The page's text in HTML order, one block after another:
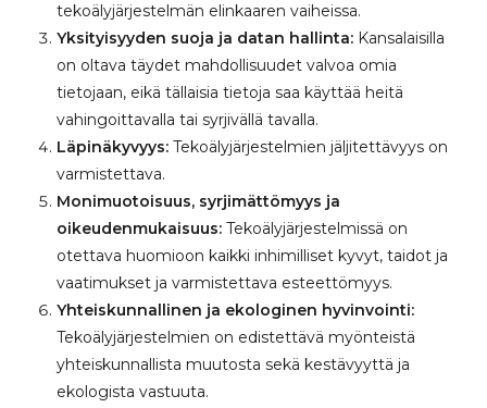
tekoälyjärjestelmän elinkaaren vaiheissa.
Yksityisyyden suoja ja datan hallinta: Kansalaisilla
on oltava täydet mahdollisuudet valvoa omia
tietojaan, eikä tällaisia tietoja saa käyttää heitä
vahingoittavalla tai syrjivällä tavalla.
Läpinäkyvyys:Tekoälyjärjestelmien jäljitettävyys on
varmistettava.
Monimuotoisuus, syrjimättömyys ja
oikeudenmukaisuus:Tekoälyjärjestelmissä on
otettava huomioon kaikki inhimilliset kyvyt, taidot ja
vaatimukset ja varmistettava esteettömyys.
Yhteiskunnallinen ja ekologinen hyvinvointi:
Tekoälyjärjestelmien on edistettävä myönteistä
yhteiskunnallista muutosta sekä kestävyyttä ja
ekologista vastuuta.